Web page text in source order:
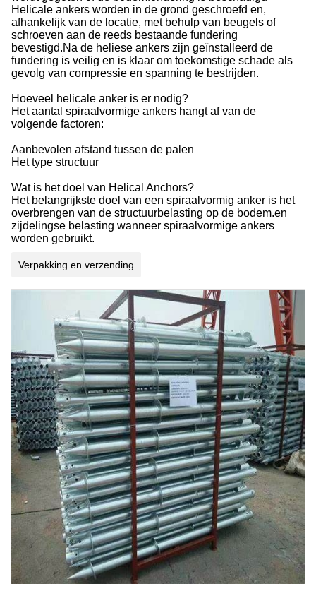
Helicale ankers worden in de grond geschroefd en,
afhankelijk van de locatie, met behulp van beugels of
schroeven aan de reeds bestaande fundering
bevestigd.Na de heliese ankers zijn geïnstalleerd de
fundering is veilig en is klaar om toekomstige schade als
gevolg van compressie en spanning te bestrijden.
Hoeveel helicale anker is er nodig?
Het aantal spiraalvormige ankers hangt af van de
volgende factoren:
Aanbevolen afstand tussen de palen
Het type structuur
Wat is het doel van Helical Anchors?
Het belangrijkste doel van een spiraalvormig anker is het
overbrengen van de structuurbelasting op de bodem.en
zijdelingse belasting wanneer spiraalvormige ankers
worden gebruikt.
Verpakking en verzending